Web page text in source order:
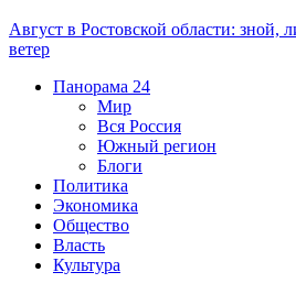
Август в Ростовской области: зной,
ветер
Панорама 24
Мир
Вся Россия
Южный регион
Блоги
Политика
Экономика
Общество
Власть
Культура